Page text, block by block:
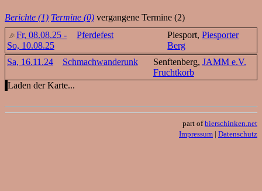
Berichte (1) Termine (0) vergangene Termine (2)
Fr, 08.08.25 -
So, 10.08.25
Pferdefest Piesport,Piesporter
Berg
Sa, 16.11.24
Schmachwanderunk Senftenberg, JAMM e.V.
Fruchtkorb
Laden der Karte...
part ofbierschinken.net
Impressum | Datenschutz